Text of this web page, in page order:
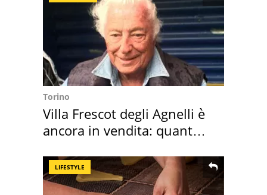
Torino
Villa Frescot degli Agnelli è
ancora in vendita: quanto
LIFESTYLE